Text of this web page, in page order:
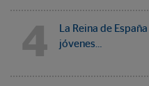
4
La Reina de
jóvenes…